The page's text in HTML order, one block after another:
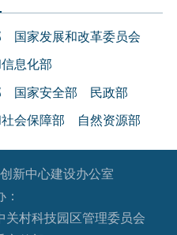
国家发展和改革委员会
息化部
国家安全部 民政部
会保障部 自然资源部
交通运输部 水利部
游部
事务部
文字工作委员会
新中心建设办公室
：
关村科技园区管理委员会